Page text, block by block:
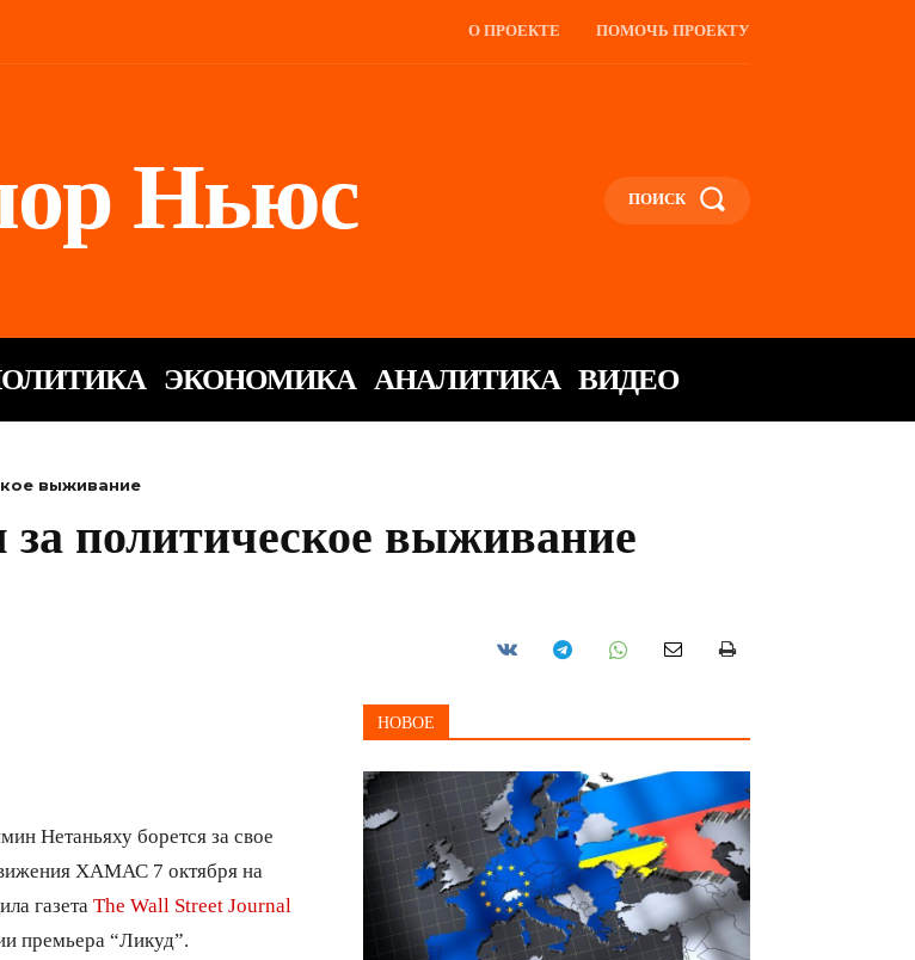
О ПРОЕКТЕ ПОМОЧЬ ПРОЕКТУ
Ньюс ПОИСК
ЭКОНОМИКА АНАЛИТИКА ВИДЕО
выживание
за политическое выживание
Нетаньяху борется за свое
ХАМАС 7 октября на
газета The Wall Street Journal
премьера “Ликуд”.
НОВОЕ